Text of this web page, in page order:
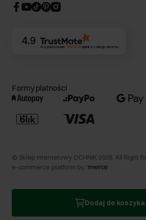
Dodaj do koszyka
CSR
4.9
Na podstawie 356 816opinii z całego okresu
Formy płatności
© Sklep internetowy OCHNIK 2026 . All Right
e-commerce platform by